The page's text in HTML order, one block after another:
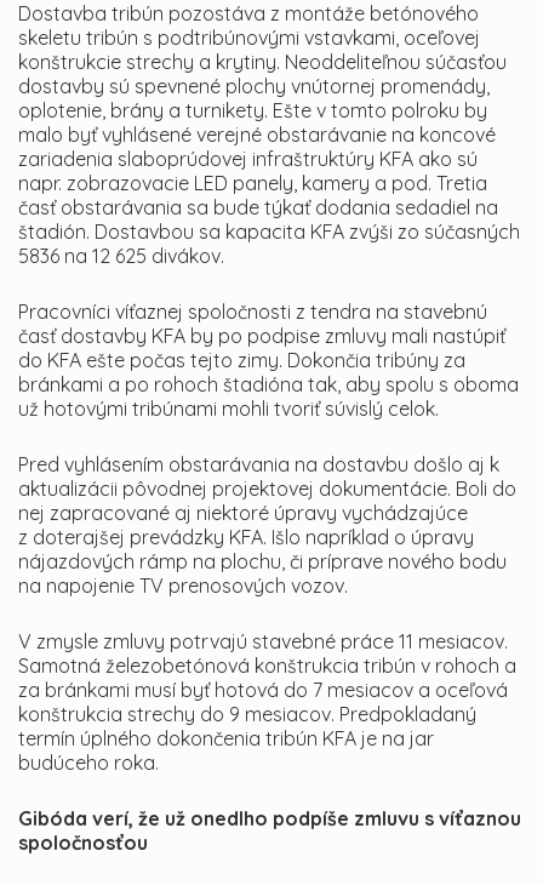
Dostavba tribún pozostáva z montáže betónového
skeletu tribún s podtribúnovými vstavkami, oceľovej
konštrukcie strechy a krytiny. Neoddeliteľnou súčasťou
dostavby sú spevnené plochy vnútornej promenády,
oplotenie, brány a turnikety. Ešte v tomto polroku by
malo byť vyhlásené verejné obstarávanie na koncové
zariadenia slaboprúdovej infraštruktúry KFA ako sú
napr. zobrazovacie LED panely, kamery a pod. Tretia
časť obstarávania sa bude týkať dodania sedadiel na
štadión. Dostavbou sa kapacita KFA zvýši zo súčasných
5836 na 12 625 divákov.
Pracovníci víťaznej spoločnosti z tendra na stavebnú
časť dostavby KFA by po podpise zmluvy mali nastúpiť
do KFA ešte počas tejto zimy. Dokončia tribúny za
bránkami a po rohoch štadióna tak, aby spolu s oboma
už hotovými tribúnami mohli tvoriť súvislý celok.
Pred vyhlásením obstarávania na dostavbu došlo aj k
aktualizácii pôvodnej projektovej dokumentácie. Boli do
nej zapracované aj niektoré úpravy vychádzajúce
z doterajšej prevádzky KFA. Išlo napríklad o úpravy
nájazdových rámp na plochu, či príprave nového bodu
na napojenie TV prenosových vozov.
V zmysle zmluvy potrvajú stavebné práce 11 mesiacov.
Samotná železobetónová konštrukcia tribún v rohoch a
za bránkami musí byť hotová do 7 mesiacov a oceľová
konštrukcia strechy do 9 mesiacov. Predpokladaný
termín úplného dokončenia tribún KFA je na jar
budúceho roka.
Gibóda verí, že už onedlho podpíše zmluvu s víťaznou
spoločnosťou